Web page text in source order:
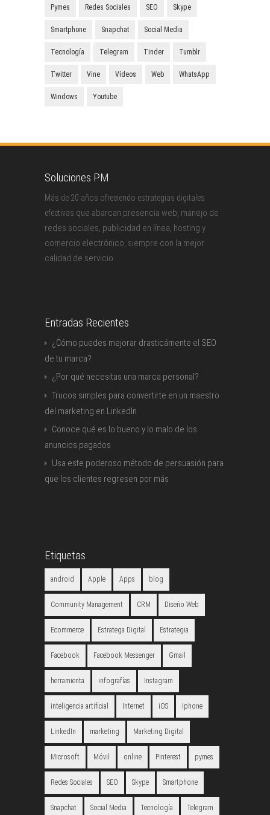
Pymes Redes Sociales SEO Skype
Smartphone Snapchat Social Media
Tecnología Telegram Tinder Tumblr
Twitter Vine Vídeos Web WhatsApp
Windows Youtube
Soluciones PM
Más de 20 años ofreciendo estrategias digitales
efectivas que abarcan presencia web, manejo de
redes sociales, publicidad en línea, hosting y
comercio electrónico, siempre con la mejor
calidad de servicio.
Entradas Recientes
¿Cómo puedes mejorar drasticámente el SEO
de tu marca?
¿Por qué necesitas una marca personal?
Trucos simples para convertirte en un maestro
del marketing en LinkedIn
Conoce qué es lo bueno y lo malo de los
anuncios pagados
Usa este poderoso método de persuasión para
que los clientes regresen por más
Etiquetas
android Apple Apps blog
Community Management CRM Diseño Web
Ecommerce Estratega Digital Estrategia
Facebook Facebook Messenger Gmail
herramienta infografías Instagram
inteligencia artificial Internet iOS Iphone
LinkedIn marketing Marketing Digital
Microsoft Móvil online Pinterest pymes
Redes Sociales SEO Skype Smartphone
Snapchat Social Media Tecnología Telegram